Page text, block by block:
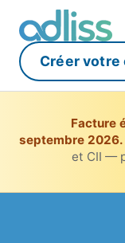
Créer votre
Facture
septembre 2026.
et CII —